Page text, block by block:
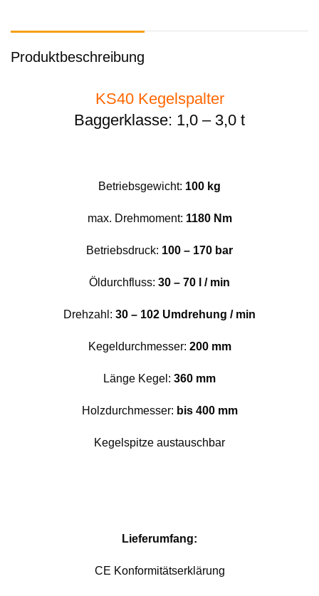
Produktbeschreibung
KS40 Kegelspalter
Baggerklasse: 1,0 – 3,0 t
Betriebsgewicht: 100 kg
max. Drehmoment: 1180 Nm
Betriebsdruck: 100 – 170 bar
Öldurchfluss: 30 – 70 l / min
Drehzahl: 30 – 102 Umdrehung / min
Kegeldurchmesser: 200 mm
Länge Kegel: 360 mm
Holzdurchmesser: bis 400 mm
Kegelspitze austauschbar
Lieferumfang:
CE Konformitätserklärung